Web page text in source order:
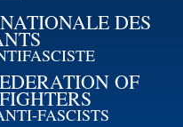
DES
OF
FASCISTS